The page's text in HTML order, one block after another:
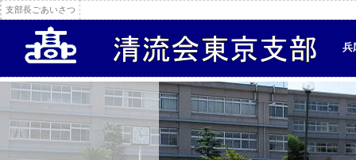
支部長ごあいさつ
兵